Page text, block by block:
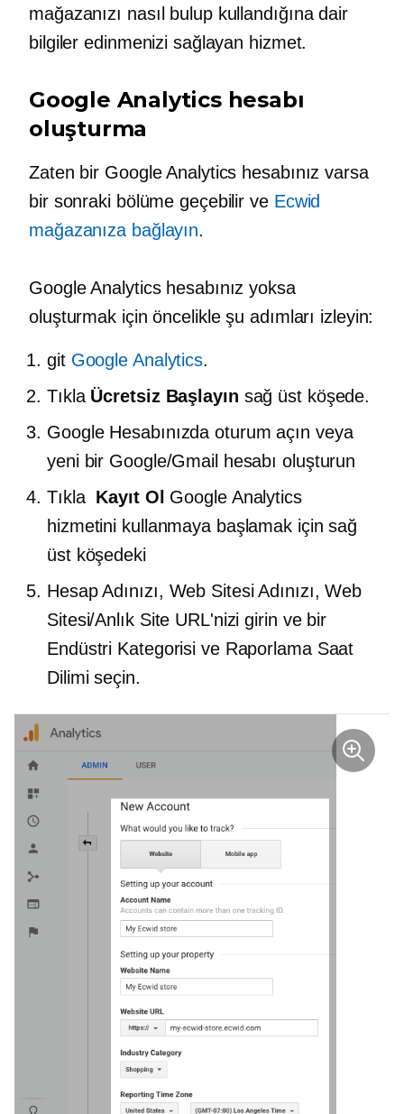
mağazanızı nasıl bulup kullandığına dair
bilgiler edinmenizi sağlayan hizmet.
Google Analytics hesabı
oluşturma
Zaten bir Google Analytics hesabınız varsa
bir sonraki bölüme geçebilir ve Ecwid
mağazanıza bağlayın.
Google Analytics hesabınız yoksa
oluşturmak için öncelikle şu adımları izleyin:
git Google Analytics.
Tıkla Ücretsiz Başlayın sağ üst köşede.
Google Hesabınızda oturum açın veya
yeni bir Google/Gmail hesabı oluşturun
Tıkla Kayıt Ol Google Analytics
hizmetini kullanmaya başlamak için sağ
üst köşedeki
Hesap Adınızı, Web Sitesi Adınızı, Web
Sitesi/Anlık Site URL'nizi girin ve bir
Endüstri Kategorisi ve Raporlama Saat
Dilimi seçin.